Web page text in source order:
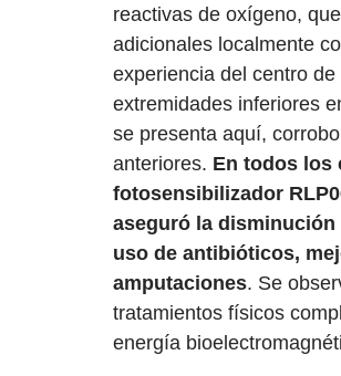
reactivas de oxígeno,
adicionales localmente
experiencia del centro
extremidades inferiores
se presenta aquí,
anteriores. En todos los
fotosensibilizador
aseguró la
uso de antibióticos,
amputaciones. Se
tratamientos físicos
energía